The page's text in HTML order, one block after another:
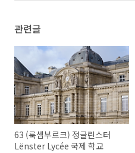
관련글
63 (룩셈부르크) 정글린스터
Lënster Lycée 국제 학교